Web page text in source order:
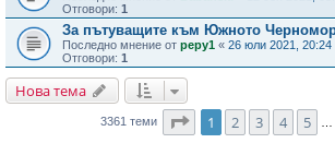
Отговори: 1
За пътуващите към Южното
Последно мнение от pepy1 « 26 юли 2021, 20:24
Отговори: 1
Нова тема
3361 теми Страница1 от
1 2 3 4 5